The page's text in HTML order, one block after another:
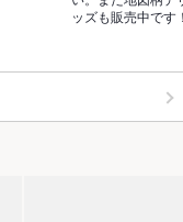
ッズも販売中です